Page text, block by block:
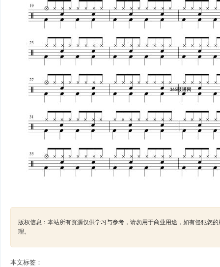
版权信息：本站所有资源仅供学习与参考，请勿用于商业用途，如有侵犯您
理。
本文标签：